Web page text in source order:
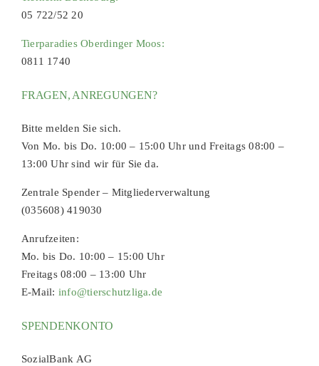
05 722/52 20
Tierparadies Oberdinger Moos:
0811 1740
FRAGEN, ANREGUNGEN?
Bitte melden Sie sich.
Von Mo. bis Do. 10:00 – 15:00 Uhr und Freitags 08:00 –
13:00 Uhr sind wir für Sie da.
Zentrale Spender – Mitgliederverwaltung
(035608) 419030
Anrufzeiten:
Mo. bis Do. 10:00 – 15:00 Uhr
Freitags 08:00 – 13:00 Uhr
E-Mail: info@tierschutzliga.de
SPENDENKONTO
SozialBank AG